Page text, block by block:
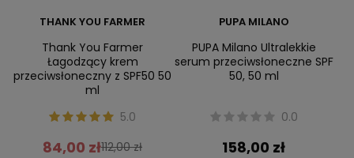
THANK YOU FARMER
Thank You Farmer
Łagodzący krem
przeciwsłoneczny z SPF50 50
ml
5.0
84,00 zł112,00 zł
PUPA MILANO
PUPA Milano Ultralekkie
serum przeciwsłoneczne SPF
50, 50 ml
0.0
158,00 zł